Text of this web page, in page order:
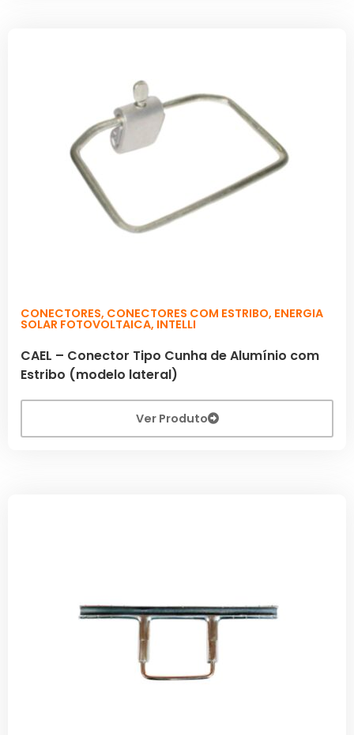
CONECTORES, CONECTORES COM ESTRIBO, ENERGIA
SOLAR FOTOVOLTAICA, INTELLI
CAEL – Conector Tipo Cunha de Alumínio com
Estribo (modelo lateral)
Ver Produto